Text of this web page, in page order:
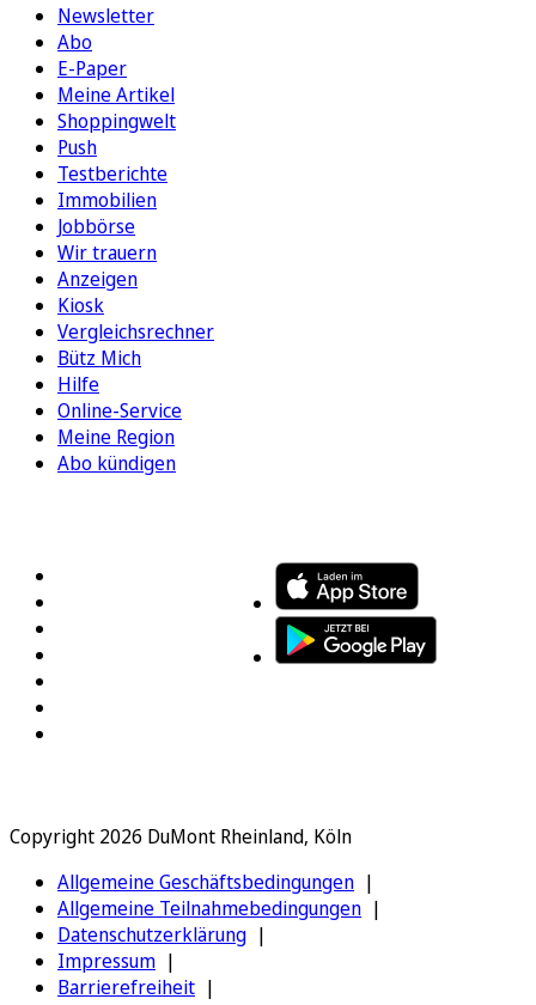
Newsletter
Abo
E-Paper
Meine Artikel
Shoppingwelt
Push
Testberichte
Immobilien
Jobbörse
Wir trauern
Anzeigen
Kiosk
Vergleichsrechner
Bütz Mich
Hilfe
Online-Service
Meine Region
Abo kündigen
Copyright 2026 DuMont Rheinland, Köln
Allgemeine Geschäftsbedingungen
Allgemeine Teilnahmebedingungen
Datenschutzerklärung
Impressum
Barrierefreiheit